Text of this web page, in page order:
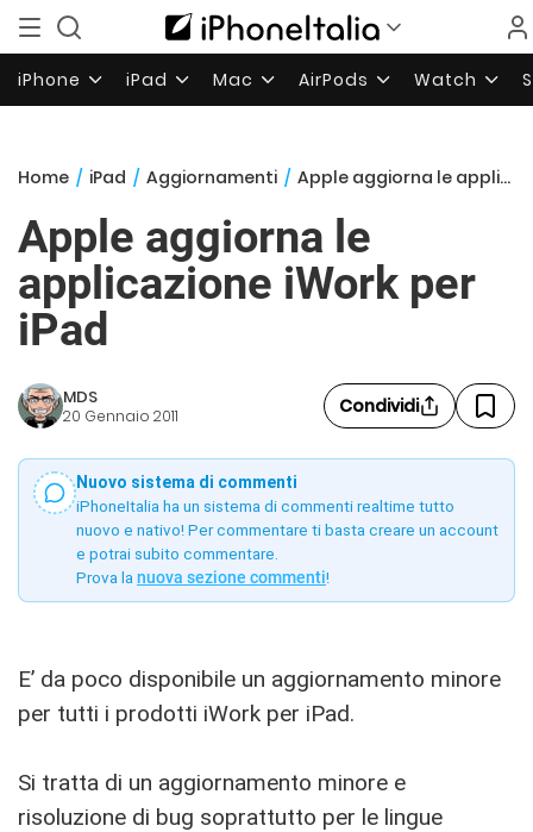
iPhone iPad Mac AirPods Watch
Home / iPad / Aggiornamenti / Apple aggiorna le applicazione iWork per iPad
Apple aggiorna le
applicazione iWork per
iPad
MDS
20 Gennaio 2011 Condividi
Nuovo sistema di commenti
iPhoneItalia ha un sistema di commenti realtime tutto
nuovo e nativo! Per commentare ti basta creare un account
e potrai subito commentare.
Prova la nuova sezione commenti!
E’ da poco disponibile un aggiornamento minore
per tutti i prodotti iWork per iPad.
Si tratta di un aggiornamento minore e
risoluzione di bug soprattutto per le lingue